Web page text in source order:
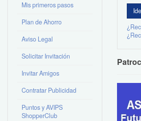
Mis primeros pasos
Plan de Ahorro
Aviso Legal
Solicitar Invitación
Invitar Amigos
Contratar Publicidad
Puntos y AVIPS
ShopperClub